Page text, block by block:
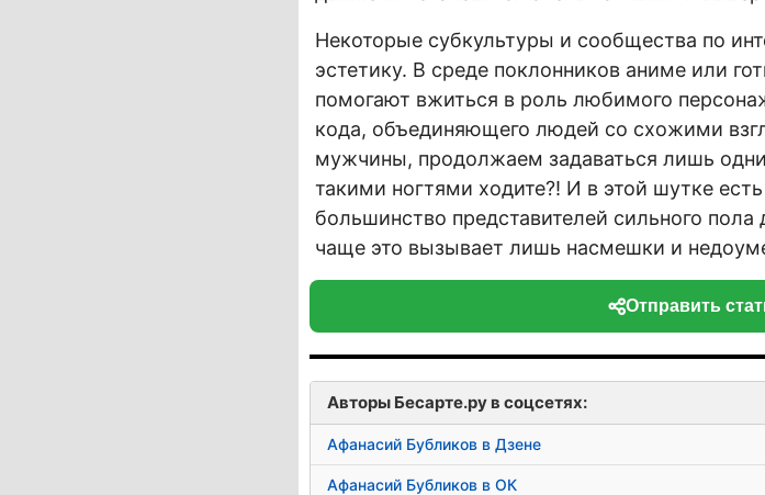
Некоторые субкультуры и сообщества по
эстетику. В среде поклонников аниме или
помогают вжиться в роль любимого
кода, объединяющего людей со схожими
мужчины, продолжаем задаваться лишь
такими ногтями ходите?! И в этой шутке
большинство представителей сильного
чаще это вызывает лишь насмешки и
Отправить
Авторы Бесарте.ру в соцсетях:
Афанасий Бубликов в Дзене
Афанасий Бубликов в ОК